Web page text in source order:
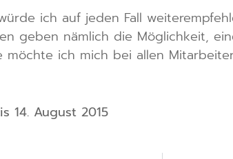
ich auf jeden Fall
geben nämlich die Möglichkeit,
möchte ich mich bei allen
14. August 2015